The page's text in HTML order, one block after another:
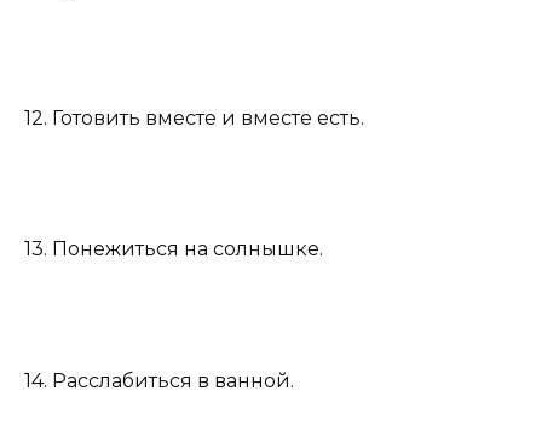
12. Готовить вместе и вместе есть.
13. Понежиться на солнышке.
14. Расслабиться в ванной.